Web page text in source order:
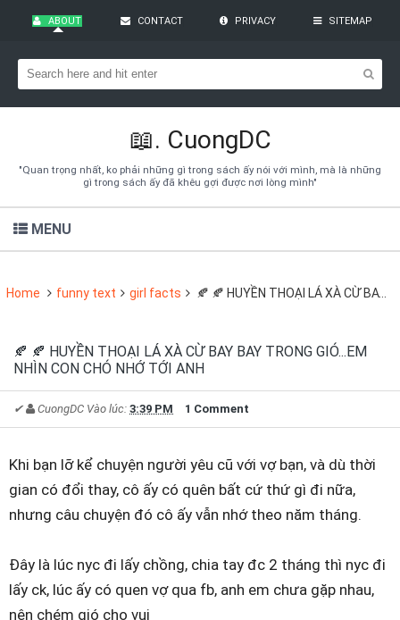
ABOUT CONTACT PRIVACY SITEMAP
📖. CuongDC
"Quan trọng nhất, ko phải những gì trong sách ấy nói với mình, mà là những
gì trong sách ấy đã khêu gợi được nơi lòng mình"
MENU
Home funny text girl facts 🍂 🍂 HUYỀN THOẠI LÁ XÀ CỪ BAY BAY TRONG GIÓ...EM NHÌN CON CHÓ NHỚ TỚI ANH
🍂 🍂 HUYỀN THOẠI LÁ XÀ CỪ BAY BAY TRONG GIÓ...EM
NHÌN CON CHÓ NHỚ TỚI ANH
✔ CuongDC Vào lúc: 3:39 PM 1 Comment
Khi bạn lỡ kể chuyện người yêu cũ với vợ bạn, và dù thời
gian có đổi thay, cô ấy có quên bất cứ thứ gì đi nữa,
nhưng câu chuyện đó cô ấy vẫn nhớ theo năm tháng.
Đây là lúc nyc đi lấy chồng, chia tay đc 2 tháng thì nyc đi
lấy ck, lúc ấy có quen vợ qua fb, anh em chưa gặp nhau,
nên chém gió cho vui
Bạn đang cần tìm kiếm gì?
Theo dõi blog qua Email
Hãy đăng kí theo dõi blog để cập nhật những thủ thuật blogger,